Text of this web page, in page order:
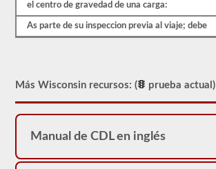
el centro de gravedad de una carga:
As parte de su inspeccion previa al viaje; debe
Más Wisconsin recursos: ( prueba actual)
Manual de CDL en inglés